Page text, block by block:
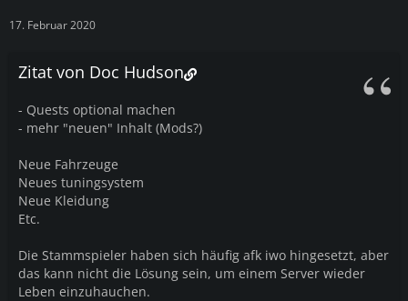
17. Februar 2020
Zitat von Doc Hudson
- Quests optional machen
- mehr "neuen" Inhalt (Mods?)
Neue Fahrzeuge
Neues tuningsystem
Neue Kleidung
Etc.
Die Stammspieler haben sich häufig afk iwo hingesetzt, aber
das kann nicht die Lösung sein, um einem Server wieder
Leben einzuhauchen.